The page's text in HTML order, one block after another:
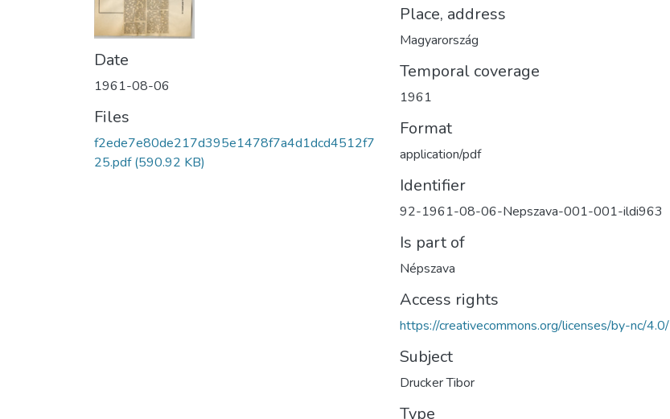
Date
1961-08-06
Files
f2ede7e80de217d395e1478f7a4d1dcd4512f7
25.pdf(590.92 KB)
Place, address
Magyarország
Temporal coverage
1961
Format
application/pdf
Identifier
92-1961-08-06-Nepszava-001-001-ildi963
Is part of
Népszava
Access rights
https://creativecommons.org/licenses/by-nc/4.0/
Subject
Drucker Tibor
Type